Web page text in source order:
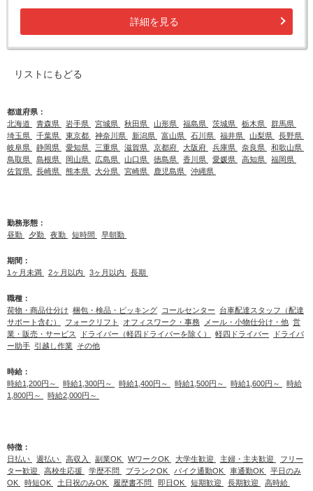
詳細を見る
リストにもどる
都道府県：
北海道
青森県 岩手県 宮城県 秋田県 山形県 福島県 茨城県 栃木県
群馬県
埼玉県
千葉県 東京都 神奈川県 新潟県 富山県 石川県 福井県 山梨県
長野県
岐阜県
静岡県 愛知県 三重県 滋賀県 京都府 大阪府 兵庫県 奈良県
和歌山県
鳥取県
島根県 岡山県 広島県 山口県 徳島県 香川県 愛媛県 高知県
福岡県
佐賀県
長崎県 熊本県 大分県 宮崎県 鹿児島県 沖縄県
勤務形態：
昼勤
夕勤 夜勤 短時間 早朝勤
期間：
1ヶ月未満
2ヶ月以内 3ヶ月以内 長期
職種：
荷物・商品仕分け 梱包・検品・ピッキング コールセンター
台車配達スタッフ（配達
サポート含む）
フォークリフト オフィスワーク・事務 メール・小物仕分け・他 営
業・販売・サービス
ドライバー（軽四ドライバーを除く） 軽四ドライバー
ドライバ
ー助手 引越し作業 その他
時給：
時給1,200円～
時給1,300円～ 時給1,400円～ 時給1,500円～ 時給1,600円～
時給
1,800円～
時給2,000円～
特徴：
日払い
週払い 高収入 副業OK WワークOK 大学生歓迎 主婦・主夫歓迎
フリー
ター歓迎
高校生応援 学歴不問 ブランクOK バイク通勤OK 車通勤OK
平日のみ
OK
時短OK 土日祝のみOK 履歴書不問 即日OK 短期歓迎 長期歓迎 高時給